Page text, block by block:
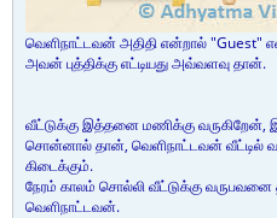
வெளிநாட்டவன் அதிதி என்றால் "Guest"
அவன் புத்திக்கு எட்டியது அவ்வளவு தான்.
வீட்டுக்கு இத்தனை மணிக்கு வருகிறேன்,
சொன்னால் தான், வெளிநாட்டவன் வீட்டில்
கிடைக்கும்.
நேரம் காலம் சொல்லி வீட்டுக்கு
வெளிநாட்டவன்.